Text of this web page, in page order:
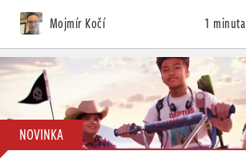
Mojmír Kočí 1 minuta
NOVINKA